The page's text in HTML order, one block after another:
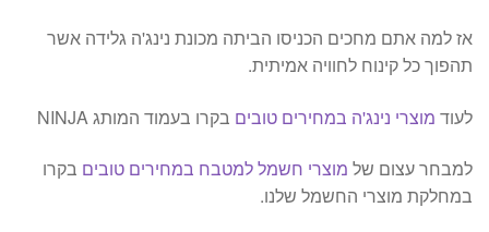
אז למה אתם מחכים הכניסו הביתה מכונת נינג'ה גלידה אשר
תהפוך כל קינוח לחוויה אמיתית.
לעוד מוצרי נינג'ה במחירים טובים בקרו בעמוד המותג NINJA
למבחר עצום של מוצרי חשמל למטבח במחירים טובים בקרו
במחלקת מוצרי החשמל שלנו.